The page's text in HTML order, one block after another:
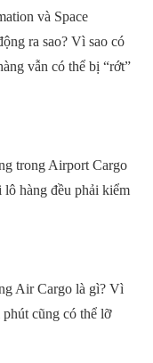
và Space
ra sao? Vì sao có
vẫn có thể bị “rớt”
trong Airport Cargo
hàng đều phải kiểm
Air Cargo là gì? Vì
cũng có thể lỡ